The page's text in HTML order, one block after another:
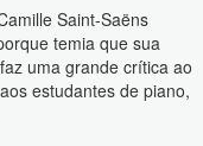
Saint-Saëns
temia que sua
uma grande crítica ao
estudantes de piano,